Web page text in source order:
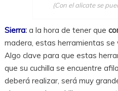
(Con el alicate se
Sierra: a la hora de tener que
madera, estas herramientas se
Algo clave para que estas
que su cuchilla se encuentre
deberá realizar, será muy